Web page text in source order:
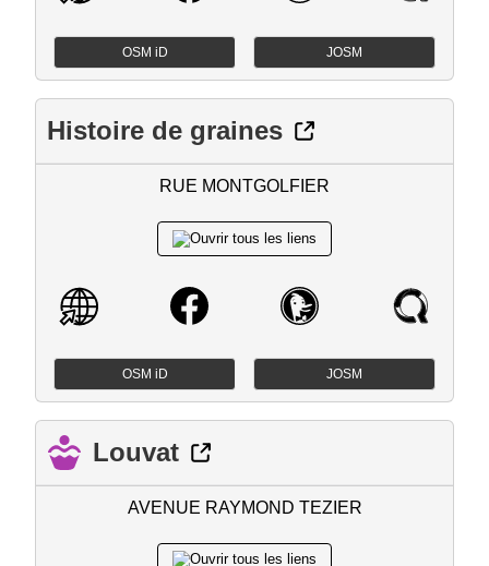
OSM iD JOSM
Histoire de graines
RUE MONTGOLFIER
OSM iD JOSM
Louvat
AVENUE RAYMOND TEZIER